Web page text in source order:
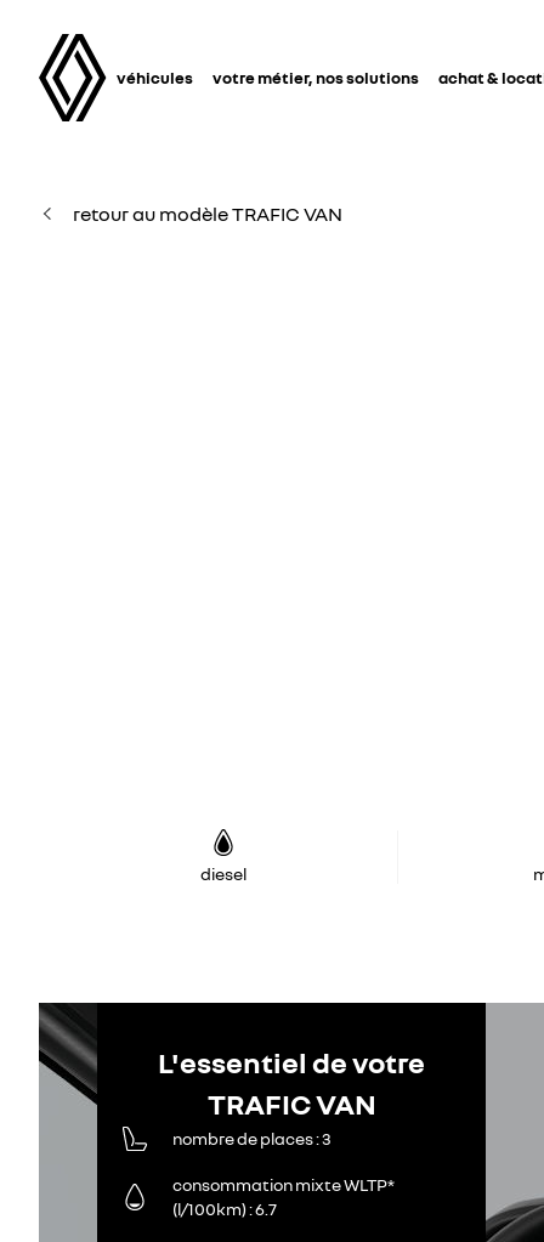
véhicules votre métier, nos solutions achat &
retour au modèle TRAFIC VAN
diesel
L'essentiel de votre
TRAFIC VAN
nombre de places 3
consommation mixte WLTP*
(l/100km) 6.7